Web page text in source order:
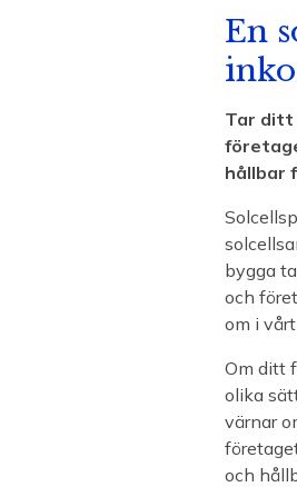
En
Tar ditt
hållbar
bygga
och
om i
Om ditt
olika
värnar
och